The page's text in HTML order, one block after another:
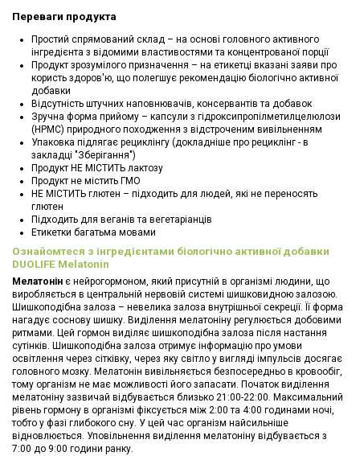
Переваги продукта
Простий спрямований склад – на основі головного активного
інгредієнта з відомими властивостями та концентрованої порції
Продукт зрозумілого призначення – на етикетці вказані заяви про
користь здоров'ю, що полегшує рекомендацію біологічно активної
добавки
Відсутність штучних наповнювачів, консервантів та добавок
Зручна форма прийому – капсули з гідроксипропілметилцелюлози
(HPMC) природного походження з відстроченим вивільненням
Упаковка підлягає рециклінгу (докладніше про рециклінг - в
закладці "Зберігання")
Продукт НЕ МІСТИТЬ лактозу
Продукт не містить ГМО
НЕ МІСТИТЬ глютен – підходить для людей, які не переносять
глютен
Підходить для веганів та вегетаріанців
Етикетки багатьма мовами
Ознайомтеся з інгредієнтами біологічно активної добавки
DUOLIFE Melatonin
Мелатонін є нейрогормоном, який присутній в організмі людини, що
виробляється в центральній нервовій системі шишковидною залозою.
Шишкоподібна залоза – невелика залоза внутрішньої секреції. Її форма
нагадує соснову шишку. Виділення мелатоніну регулюється добовими
ритмами. Цей гормон виділяє шишкоподібна залоза після настання
сутінків. Шишкоподібна залоза отримує інформацію про умови
освітлення через сітківку, через яку світло у вигляді імпульсів досягає
головного мозку. Мелатонін вивільняється безпосередньо в кровообіг,
тому організм не має можливості його запасати. Початок виділення
мелатоніну зазвичай відбувається близько 21:00-22:00. Максимальний
рівень гормону в організмі фіксується між 2:00 та 4:00 годинами ночі,
тобто у фазі глибокого сну. У цей час організм найсильніше
відновлюється. Уповільнення виділення мелатоніну відбувається з
7:00 до 9:00 години ранку.